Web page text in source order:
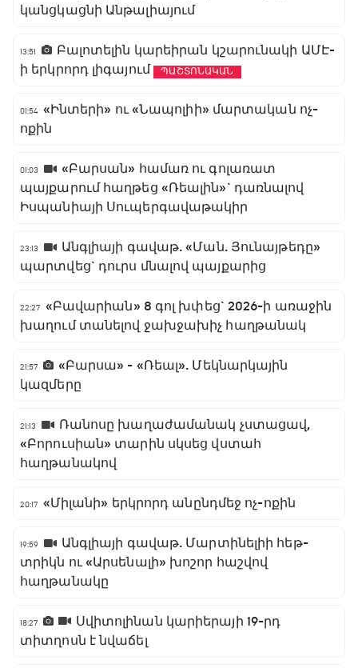
կանցկացնի Անթալիայում
13:51
Բալոտելին կարեիրան կշարունակի ԱՄԷ-
ի երկրորդ լիգայում
ՊԱՇՏՈՆԱԿԱՆ
01:54 «Ինտերի» ու «Նապոլիի» մարտական ոչ-
ոքին
01:03
«Բարսան» համառ ու գոլառատ
պայքարում հաղթեց «Ռեալին»` դառնալով
Իսպանիայի Սուպերգավաթակիր
23:13
Անգլիայի գավաթ. «Ման. Յունայթեդը»
պարտվեց` դուրս մնալով պայքարից
22:27 «Բավարիան» 8 գոլ խփեց` 2026-ի առաջին
խաղում տանելով ջախջախիչ հաղթանակ
21:57
«Բարսա» - «Ռեալ». Մեկնարկային
կազմերը
21:13
Ռանոսը խաղաժամանակ չստացավ,
«Բորուսիան» տարին սկսեց վստահ
հաղթանակով
20:17 «Միլանի» երկրորդ անընդմեջ ոչ-ոքին
19:59
Անգլիայի գավաթ. Մարտինելիի հեթ-
տրիկն ու «Արսենալի» խոշոր հաշվով
հաղթանակը
18:27
Սվիտոլինան կարիերայի 19-րդ
տիտղոսն է նվաճել